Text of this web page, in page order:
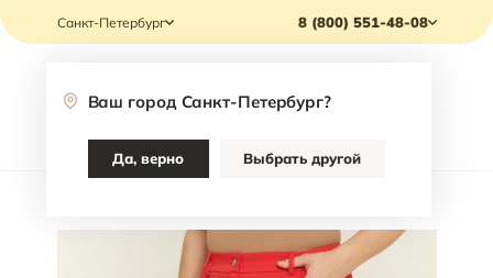
Санкт-Петербург
Ваш город Санкт-Петербург?
Да, верно Выбрать другой
8 (800) 551-48-08
Каталог